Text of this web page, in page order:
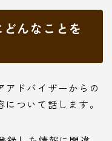
んなことを
アドバイザーからの
ついて話します。